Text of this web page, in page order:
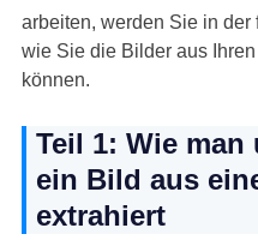
arbeiten, werden Sie in
wie Sie die Bilder aus
können.
Teil 1: Wie
ein Bild aus
extrahiert